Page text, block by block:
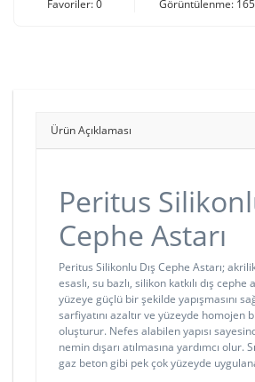
Favoriler: 0 Görüntülenme: 165
Ürün Açıklaması
Peritus
Cephe Astarı
Peritus Silikonlu Dış Cephe Astarı;
esaslı, su bazlı, silikon katkılı dış cephe
yüzeye güçlü bir şekilde yapışmasını
sarfiyatını azaltır ve yüzeyde homojen
oluşturur. Nefes alabilen yapısı
nemin dışarı atılmasına yardımcı olur.
gaz beton gibi pek çok yüzeyde